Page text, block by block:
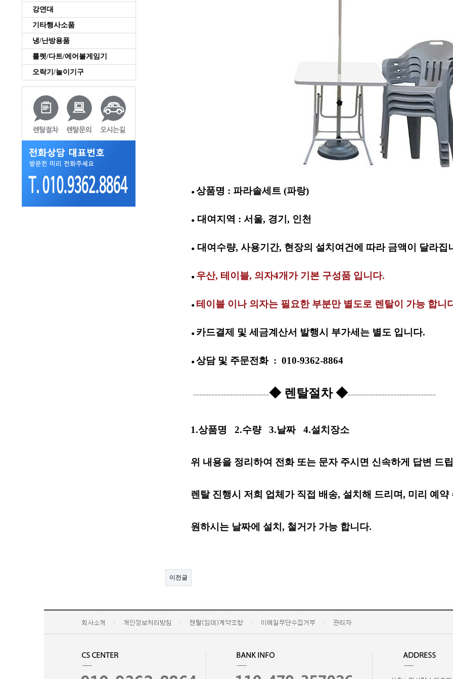
강연대
기타행사소품
냉/난방용품
룰렛/다트/에어볼게임기
오락기/놀이기구
● 상품명 : 파라솔세트 (파랑)
●대여지역 : 서울, 경기, 인천
● 대여수량, 사용기간, 현장의 설치여건에 따라 금액이 달라집
● 우산, 테이블, 의자4개가 기본 구성품 입니다.
● 테이블 이나 의자는 필요한 부분만 별도로 렌탈이 가능 합니
● 카드결제 및 세금계산서 발행시 부가세는 별도 입니다.
● 상담 및 주문전화 : 010-9362-8864
-------------------------◆ 렌탈절차 ◆-----------------------------
1.상품명 2.수량 3.날짜 4.설치장소
위 내용을 정리하여 전화 또는 문자 주시면 신속하게 답변 드
렌탈 진행시 저희 업체가 직접 배송, 설치해 드리며, 미리 예약
원하시는 날짜에 설치, 철거가 가능 합니다.
이전글